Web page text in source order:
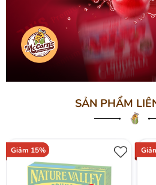
SẢN PHẨM
Giảm 15%